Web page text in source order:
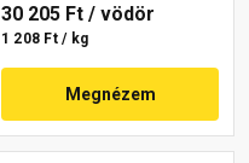
30 205 Ft / vödör
1 208 Ft / kg
Megnézem